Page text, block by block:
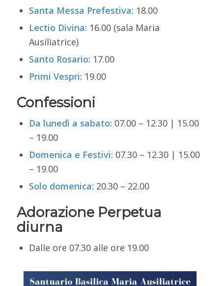
Santa Messa Prefestiva: 18.00
Lectio Divina: 16.00 (sala Maria
Ausiliatrice)
Santo Rosario: 17.00
Primi Vespri: 19.00
Confessioni
Da lunedì a sabato: 07.00 – 12.30 | 15.00
– 19.00
Domenica e Festivi: 07.30 – 12.30 | 15.00
– 19.00
Solo domenica: 20.30 – 22.00
Adorazione Perpetua
diurna
Dalle ore 07.30 alle ore 19.00